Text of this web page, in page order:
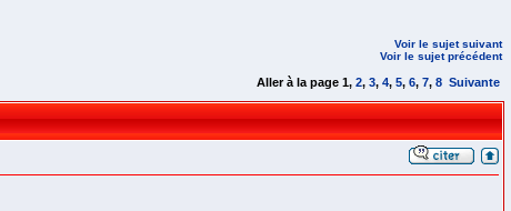
Voir le sujet suivant
Voir le sujet précédent
Aller à la page 1, 2, 3, 4, 5, 6, 7, 8 Suivante